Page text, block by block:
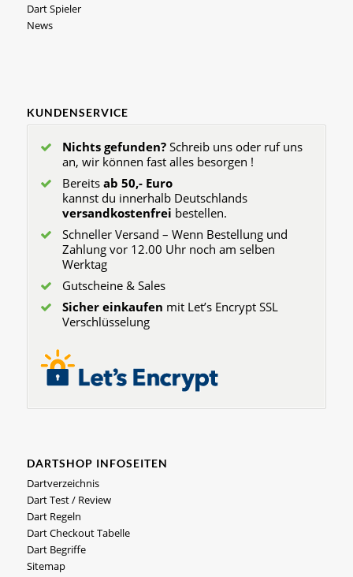
Dart Spieler
News
KUNDENSERVICE
Nichts gefunden?Schreib uns oder ruf uns
an, wir können fast alles besorgen !
Bereits ab 50,- Euro
kannst du innerhalb Deutschlands
versandkostenfrei bestellen.
Schneller Versand – Wenn Bestellung und
Zahlung vor 12.00 Uhr noch am selben
Werktag
Gutscheine & Sales
Sicher einkaufen mit Let’s Encrypt SSL
Verschlüsselung
DARTSHOP INFOSEITEN
Dartverzeichnis
Dart Test / Review
Dart Regeln
Dart Checkout Tabelle
Dart Begriffe
Sitemap